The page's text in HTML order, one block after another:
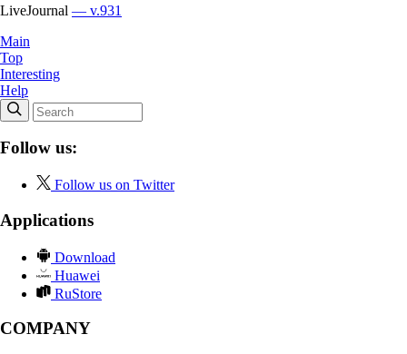
LiveJournal — v.931
Main
Top
Interesting
Help
Follow us:
Follow us on Twitter
Applications
Download
Huawei
RuStore
COMPANY